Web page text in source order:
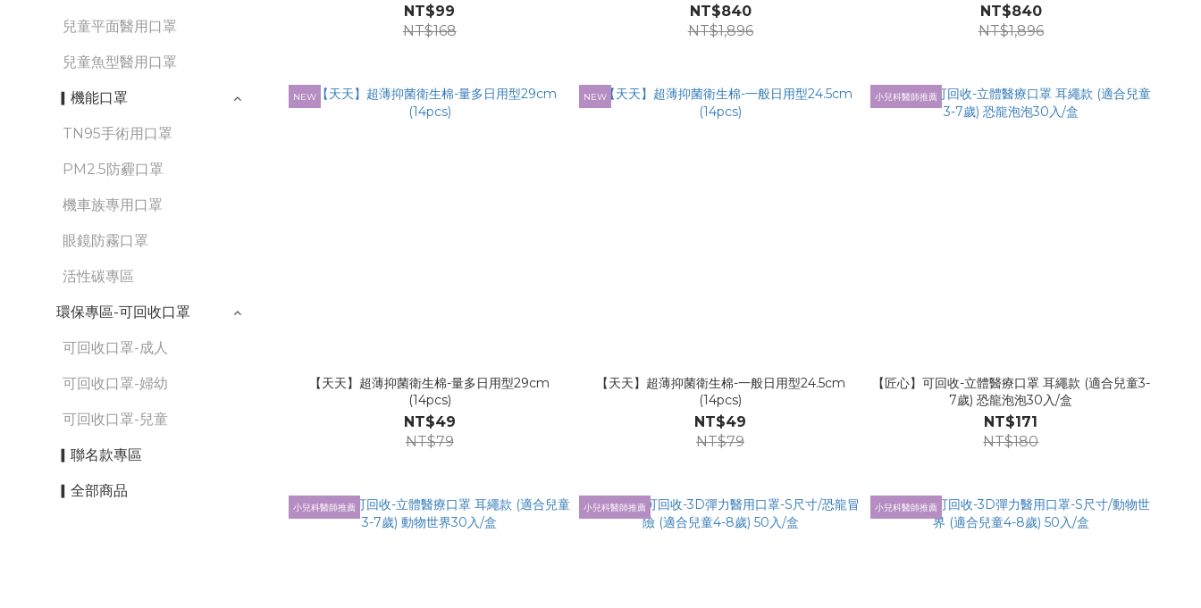
兒童平面醫用口罩
兒童魚型醫用口罩
▎機能口罩
TN95手術用口罩
PM2.5防霾口罩
機車族專用口罩
眼鏡防霧口罩
活性碳專區
環保專區-可回收口罩
可回收口罩-成人
可回收口罩-婦幼
可回收口罩-兒童
▎聯名款專區
▎全部商品
NT$99
NT$168
NT$840
NT$1,896
NT$840
NT$1,896
NEW
【天天】超薄抑菌衛生棉-量多日用型29cm
(14pcs)
NT$49
NT$79
NEW
【天天】超薄抑菌衛生棉-一般日用型24.5cm
(14pcs)
NT$49
NT$79
小兒科醫師推薦
【匠心】可回收-立體醫療口罩 耳繩款 (適合兒童3-
7歲) 恐龍泡泡30入/盒
NT$171
NT$180
小兒科醫師推薦 小兒科醫師推薦 小兒科醫師推薦